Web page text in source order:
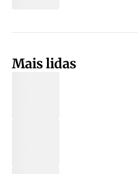
Mais lidas